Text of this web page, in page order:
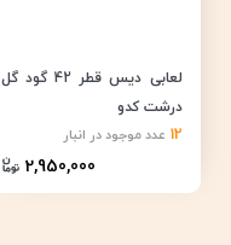
12 عدد موجود در انبار
لعابی دیس قطر 42 گود گل
درشت کدو
2,950,000